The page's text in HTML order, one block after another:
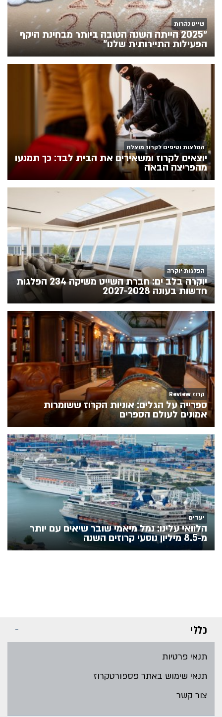
שייט נהרות
"2025 הייתה השנה הטובה ביותר מבחינת היקף
הפעילות התיירותית שלנו"
המלצות וטיפים לקרוז מוצלח
יוצאים לקרוז ומשאירים את הבית לבד: כך תמנעו
מהפריצה הבאה
הפלגות יוקרה
יוקרה בלב ים: חברת השייט משיקה 234 הפלגות
חדשות בעונה 2027-2028
קרוז Review
ספרייה על הגלים: אוניות הקרוז ששומרות
אמונים לעולם הספרים
יעדים
הלוואי עלינו: נמל מיאמי שובר שיאים עם יותר
מ‑8.5 מיליון נוסעי קרוזים השנה
כללי
תנאי פרטיות
תנאי שימוש באתר פספורטקרוז
צור קשר